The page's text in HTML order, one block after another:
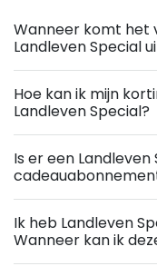
Wanneer komt het
Landleven Special
Hoe kan ik mijn
Landleven Special?
Is er een Landleven
Ik heb Landleven
Wanneer kan ik